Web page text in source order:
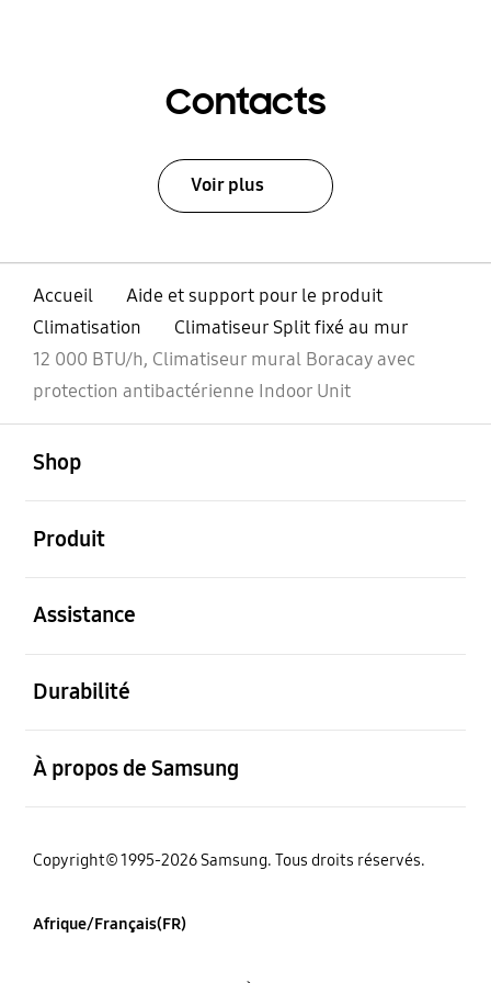
Contacts
Voir plus
Accueil
Aide et support pour le produit
Climatisation
Climatiseur Split fixé au mur
12 000 BTU/h, Climatiseur mural Boracay avec
protection antibactérienne Indoor Unit
Shop
Produit
Assistance
Durabilité
À propos de Samsung
Copyright© 1995-2026 Samsung. Tous droits réservés.
Afrique/Français(FR)